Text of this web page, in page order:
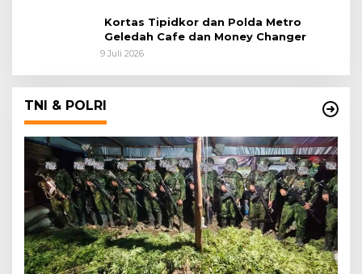
Kortas Tipidkor dan Polda Metro
Geledah Cafe dan Money Changer
9 Juli 2026
TNI & POLRI